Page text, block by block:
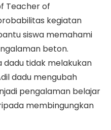
Teacher of
kegiatan
siswa memahami
beton.
dadu tidak melakukan
dadu mengubah
pengalaman belajar
membingungkan